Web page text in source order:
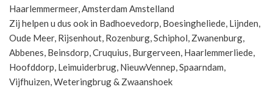
Haarlemmermeer, Amsterdam Amstelland
Zij helpen u dus ook in Badhoevedorp, Boesingheliede, Lijnden,
Oude Meer, Rijsenhout, Rozenburg, Schiphol, Zwanenburg,
Abbenes, Beinsdorp, Cruquius, Burgerveen, Haarlemmerliede,
Hoofddorp, Leimuiderbrug, NieuwVennep, Spaarndam,
Vijfhuizen, Weteringbrug & Zwaanshoek